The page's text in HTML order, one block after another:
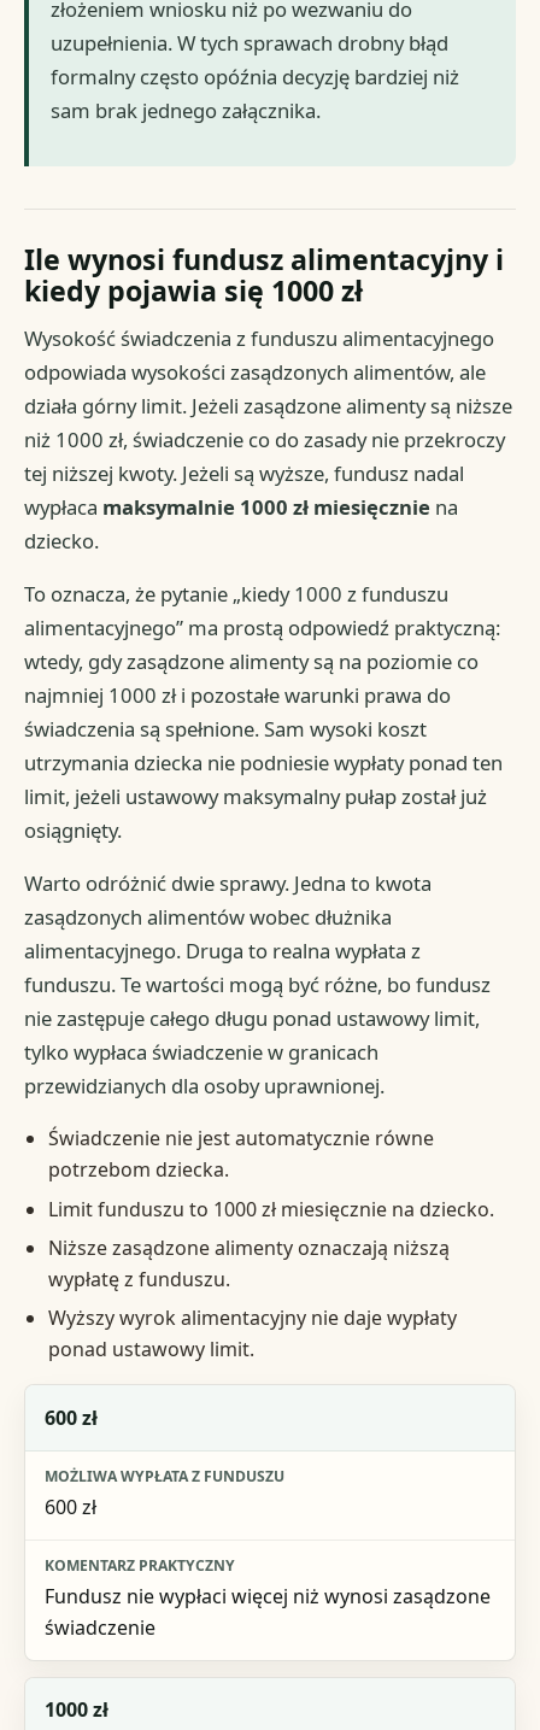
złożeniem wniosku niż po wezwaniu do
uzupełnienia. W tych sprawach drobny błąd
formalny często opóźnia decyzję bardziej niż
sam brak jednego załącznika.
Ile wynosi fundusz alimentacyjny i
kiedy pojawia się 1000 zł
Wysokość świadczenia z funduszu alimentacyjnego
odpowiada wysokości zasądzonych alimentów, ale
działa górny limit. Jeżeli zasądzone alimenty są niższe
niż 1000 zł, świadczenie co do zasady nie przekroczy
tej niższej kwoty. Jeżeli są wyższe, fundusz nadal
wypłaca maksymalnie 1000 zł miesięcznie na
dziecko.
To oznacza, że pytanie „kiedy 1000 z funduszu
alimentacyjnego” ma prostą odpowiedź praktyczną:
wtedy, gdy zasądzone alimenty są na poziomie co
najmniej 1000 zł i pozostałe warunki prawa do
świadczenia są spełnione. Sam wysoki koszt
utrzymania dziecka nie podniesie wypłaty ponad ten
limit, jeżeli ustawowy maksymalny pułap został już
osiągnięty.
Warto odróżnić dwie sprawy. Jedna to kwota
zasądzonych alimentów wobec dłużnika
alimentacyjnego. Druga to realna wypłata z
funduszu. Te wartości mogą być różne, bo fundusz
nie zastępuje całego długu ponad ustawowy limit,
tylko wypłaca świadczenie w granicach
przewidzianych dla osoby uprawnionej.
Świadczenie nie jest automatycznie równe
potrzebom dziecka.
Limit funduszu to 1000 zł miesięcznie na dziecko.
Niższe zasądzone alimenty oznaczają niższą
wypłatę z funduszu.
Wyższy wyrok alimentacyjny nie daje wypłaty
ponad ustawowy limit.
Zasądzone alimenty
Możliwa wypłata z funduszu
600 zł
600 zł
Fundusz nie wypłaci więcej niż wynosi zasądzone
świadczenie
1000 zł